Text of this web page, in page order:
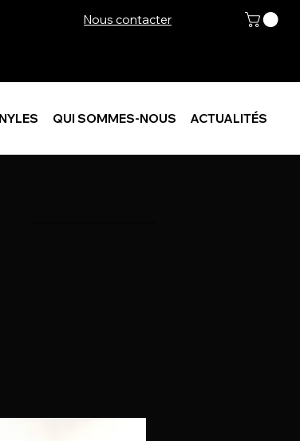
Nous contacter
QUI SOMMES-NOUS ACTUALITÉS